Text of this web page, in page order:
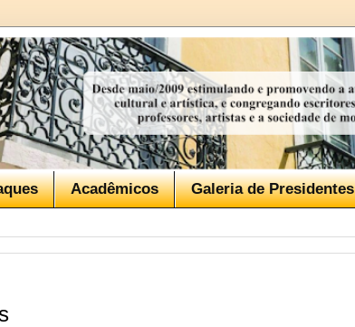
Acadêmicos Galeria de Presidentes